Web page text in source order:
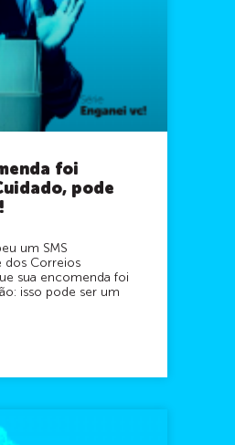
foi
pode
um SMS
dos Correios
sua encomenda foi
isso pode ser um